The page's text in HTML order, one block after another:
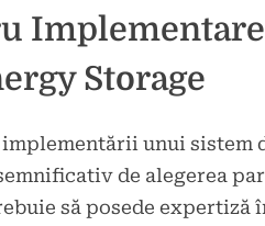
Storage
implementării unui sistem
de alegerea
să posede expertiză